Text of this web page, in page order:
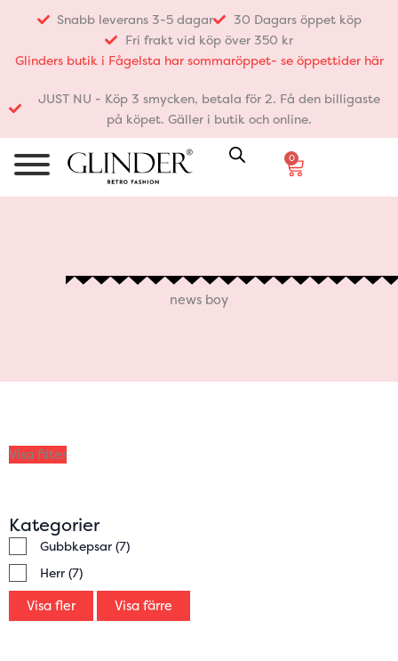
innehåll
Snabb leverans 3-5 dagar
30 Dagars öppet köp
Fri frakt vid köp över 350 kr
Glinders butik i Fågelsta har sommaröppet- se öppettider här
JUST NU - Köp 3 smycken, betala för 2. Få den billigaste
på köpet. Gäller i butik och online.
0
Varukorg
news boy
Visa filter
Kategorier
Gubbkepsar (7)
Herr (7)
Visa fler Visa färre